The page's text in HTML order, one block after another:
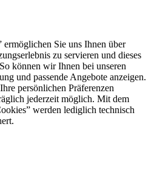
Sie uns Ihnen über
zu servieren und dieses
können wir Ihnen bei unseren
und passende Angebote anzeigen.
persönlichen Präferenzen
jederzeit möglich. Mit dem
werden lediglich technisch